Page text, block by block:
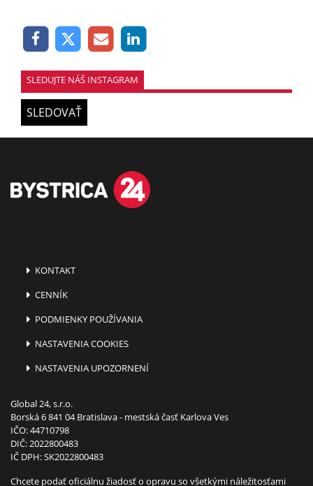
SLEDUJTE NÁŠ INSTAGRAM
SLEDOVAŤ
KONTAKT
CENNÍK
PODMIENKY POUŽÍVANIA
NASTAVENIA COOKIES
NASTAVENIA UPOZORNENÍ
Global 24, s.r.o.
Borská 6 841 04 Bratislava - mestská časť Karlova Ves
IČO: 44710798
DIČ: 2022800483
IČ DPH: SK2022800483
Chcete podať oficiálnu žiadosť o opravu so všetkými náležitosťami